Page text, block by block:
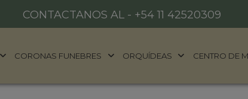
CONTACTANOS AL - +54 11 42520309
CORONAS FUNEBRES ORQUÍDEAS CENTRO DE